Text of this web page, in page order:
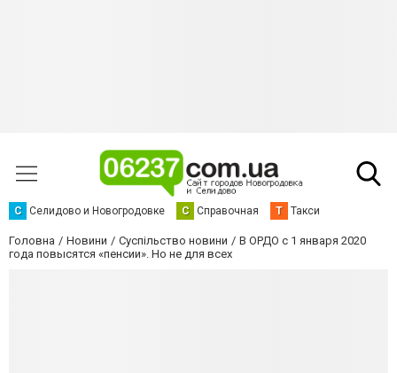
С Селидово и Новогродовке С Справочная Т Такси
Головна Новини Суспільство новини
В ОРДО с 1 января 2020
года повысятся «пенсии». Но не для всех